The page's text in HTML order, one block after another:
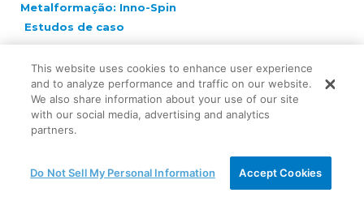
Metalformação: Inno-Spin
Estudos de caso
EMPRESA
Carreiras
Novidades
Fale conosco
Teste
This website uses cookies to enhance user experience
and to analyze performance and traffic on our website.
We also share information about your use of our site
with our social media, advertising and analytics
partners.
Do Not Sell My Personal Information Accept Cookies